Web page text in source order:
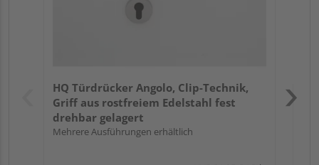
HQ Türdrücker Angolo, Clip-Technik,
Griff aus rostfreiem Edelstahl fest
drehbar gelagert
Mehrere Ausführungen erhältlich